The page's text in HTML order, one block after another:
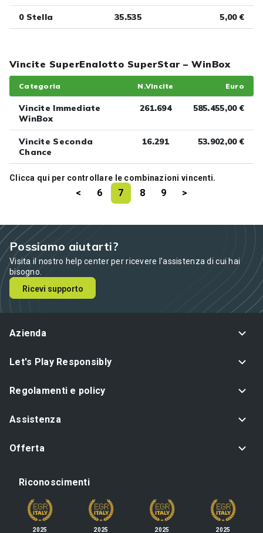
Vincite SuperEnalotto SuperStar – WinBox
Categoria N.Vincite Euro
Vincite Immediate
WinBox
261.694 585.455,00 €
Vincite Seconda
Chance
16.291 53.902,00 €
Clicca qui per controllare le combinazioni vincenti.
0 Stella 35.535 5,00 €
< 6 7 8 9 >
Possiamo aiutarti?
Visita il nostro help center per ricevere l’assistenza di cui hai
bisogno.
Ricevi supporto
Azienda
Let's Play Responsibly
Regolamenti e policy
Assistenza
Offerta
Riconoscimenti
2025 2025 2025 2025